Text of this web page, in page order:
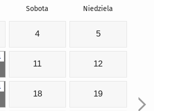
Sobota Niedziela
4 5
11 12
18 19